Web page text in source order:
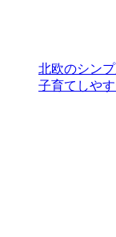
北欧のシン
子育てしやす